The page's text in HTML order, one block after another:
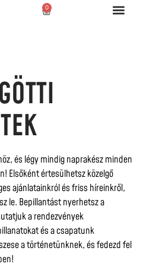
0
és légy mindig naprakész minden
Elsőként értesülhetsz közelgő
ajánlatainkról és friss híreinkről,
le. Bepillantást nyerhetsz a
a rendezvények
és a csapatunk
a történetünknek, és fedezd fel